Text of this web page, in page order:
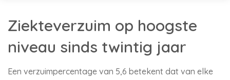
Ziekteverzuim op hoogste
niveau sinds twintig jaar
Een verzuimpercentage van 5,6 betekent dat van elke